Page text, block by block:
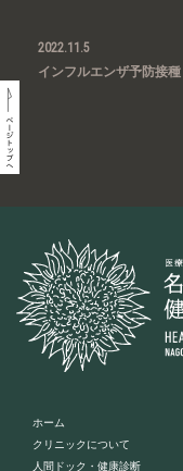
2022.11.5
インフルエンザ予防接種
ホーム
クリニックについて
人間ドック・健康診断